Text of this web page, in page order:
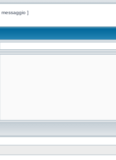
messaggio ]